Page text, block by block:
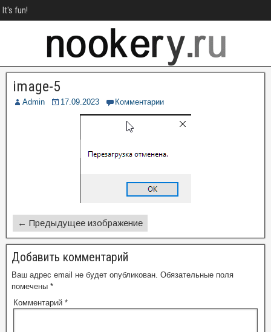
It's fun!
image-5
Admin 17.09.2023 Комментарии
← Предыдущее изображение
Добавить комментарий
Ваш адрес email не будет опубликован. Обязательные поля
помечены *
Комментарий *